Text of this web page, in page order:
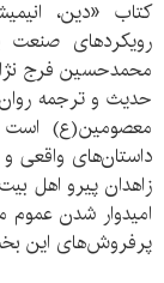
کتاب «دین،
رویکردهای
محمدحسین فرج
حدیث و ترجمه
معصومین(ع) است
داستان‌های واقعی و
زاهدان پیرو اهل
امیدوار شدن عموم
پرفروش‌های این